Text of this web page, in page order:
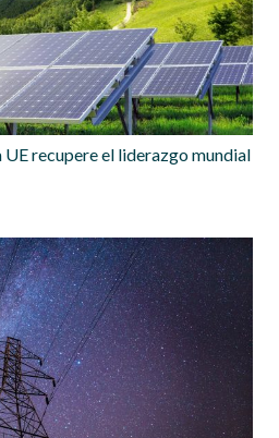
UE recupere el liderazgo mundial